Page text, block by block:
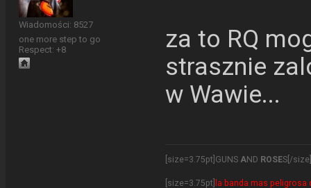
Wiadomości: 8527
one more step to go
Respect:+8
za to RQ
strasznie
w Wawie...
[size=3.75pt]GUNS AND ROSES[/
[size=3.75pt] la banda mas